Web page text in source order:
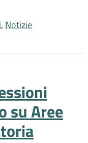
, Notizie
su Aree